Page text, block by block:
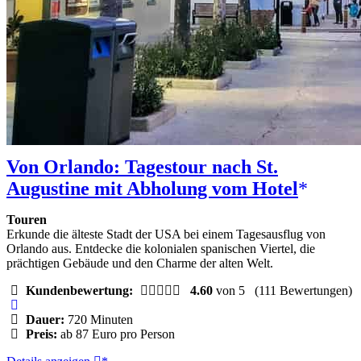
Von Orlando: Tagestour nach St.
Augustine mit Abholung vom Hotel
Touren
Erkunde die älteste Stadt der USA bei einem Tagesausflug von
Orlando aus. Entdecke die kolonialen spanischen Viertel, die
prächtigen Gebäude und den Charme der alten Welt.
Kundenbewertung:
4.60 von 5 (111 Bewertungen)
Dauer: 720 Minuten
Preis: ab 87 Euro pro Person